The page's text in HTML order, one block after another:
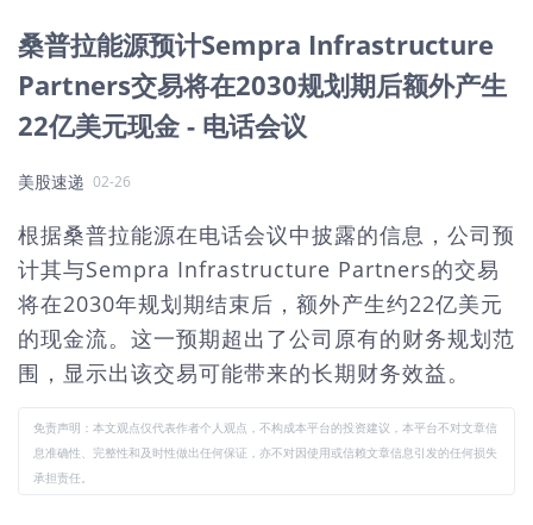
桑普拉能源预计Sempra Infrastructure
Partners交易将在2030规划期后额外产生
22亿美元现金 - 电话会议
美股速递 02-26
根据桑普拉能源在电话会议中披露的信息，公司预
计其与Sempra Infrastructure Partners的交易
将在2030年规划期结束后，额外产生约22亿美元
的现金流。这一预期超出了公司原有的财务规划范
围，显示出该交易可能带来的长期财务效益。
免责声明：本文观点仅代表作者个人观点，不构成本平台的投资建议，本平台不对文章信
息准确性、完整性和及时性做出任何保证，亦不对因使用或信赖文章信息引发的任何损失
承担责任。